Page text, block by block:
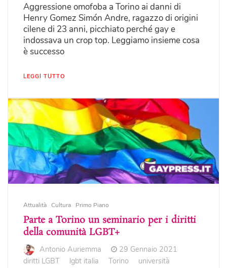
Aggressione omofoba a Torino ai danni di
Henry Gomez Simón Andre, ragazzo di origini
cilene di 23 anni, picchiato perché gay e
indossava un crop top. Leggiamo insieme cosa
è successo
LEGGI TUTTO
Attualità Cultura Primo Piano
Parte a Torino un seminario per i diritti
della comunità LGBT+
Antonio Auriemma
29 Gennaio 2021
diritti LGBT
lgbt italia Torino università